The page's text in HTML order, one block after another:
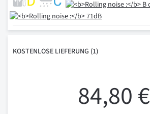
KOSTENLOSE LIEFERUNG (1)
84,80 €